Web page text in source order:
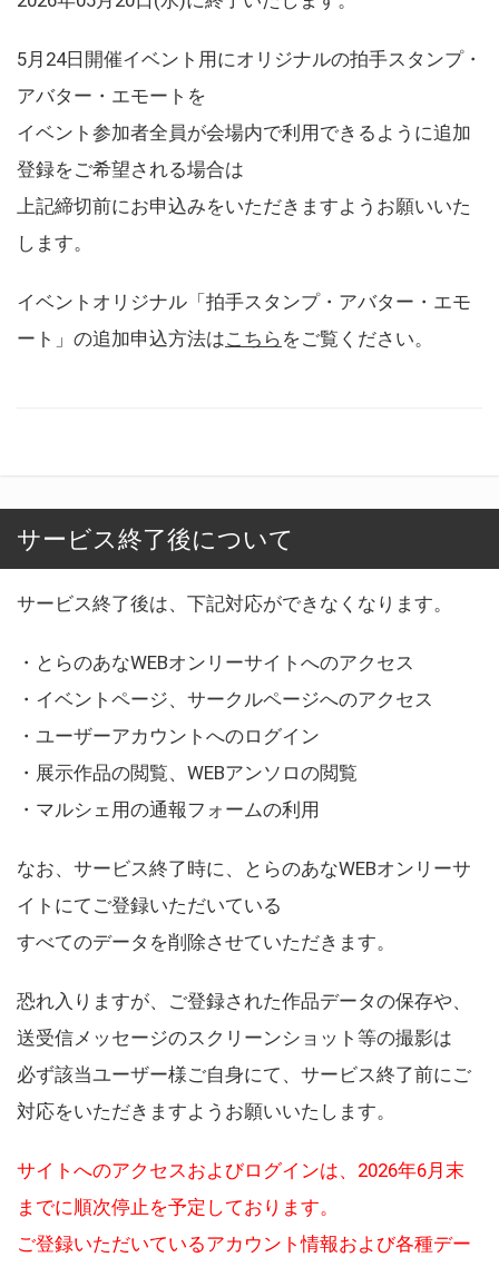
5月24日開催イベント用にオリジナルの拍手スタンプ・
アバター・エモートを
イベント参加者全員が会場内で利用できるように追加
登録をご希望される場合は
上記締切前にお申込みをいただきますようお願いいた
します。
イベントオリジナル「拍手スタンプ・アバター・エモ
ート」の追加申込方法はこちら をご覧ください。
サービス終了後について
サービス終了後は、下記対応ができなくなります。
・とらのあなWEBオンリーサイトへのアクセス
・イベントページ、サークルページへのアクセス
・ユーザーアカウントへのログイン
・展示作品の閲覧、WEBアンソロの閲覧
・マルシェ用の通報フォームの利用
なお、サービス終了時に、とらのあなWEBオンリーサ
イトにてご登録いただいている
すべてのデータを削除させていただきます。
恐れ入りますが、ご登録された作品データの保存や、
送受信メッセージのスクリーンショット等の撮影は
必ず該当ユーザー様ご自身にて、サービス終了前にご
対応をいただきますようお願いいたします。
サイトへのアクセスおよびログインは、2026年6月末
までに順次停止を予定しております。
ご登録いただいているアカウント情報および各種デー